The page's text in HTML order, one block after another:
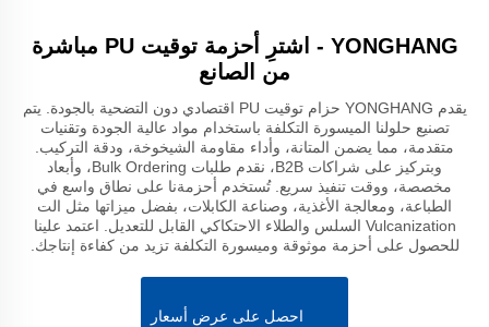
YONGHANG - اشترِ أحزمة توقيت PU مباشرة
من الصانع
يقدم YONGHANG حزام توقيت PU اقتصادي دون التضحية بالجودة. يتم
تصنيع حلولنا الميسورة التكلفة باستخدام مواد عالية الجودة وتقنيات
متقدمة، مما يضمن المتانة، وأداء مقاومة الشيخوخة، ودقة التركيب.
وبتركيز على شراكات B2B، نقدم طلبات Bulk Ordering، وأبعاد
مخصصة، ووقت تنفيذ سريع. تُستخدم أحزمةنا على نطاق واسع في
الطباعة، ومعالجة الأغذية، وصناعة الكابلات، بفضل ميزاتها مثل الت
Vulcanization السلس والطلاء الاحتكاكي القابل للتعديل. اعتمد علينا
للحصول على أحزمة موثوقة وميسورة التكلفة تزيد من كفاءة إنتاجك.
احصل على عرض أسعار